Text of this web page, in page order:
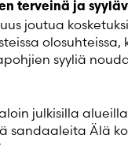
terveinä ja
joutua
syyliä
julkisilla
sandaaleita Älä